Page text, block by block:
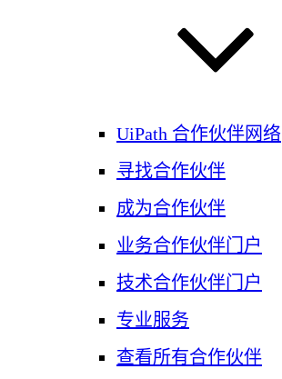
UiPath 合作伙伴网络
寻找合作伙伴
成为合作伙伴
业务合作伙伴门户
技术合作伙伴门户
专业服务
查看所有合作伙伴